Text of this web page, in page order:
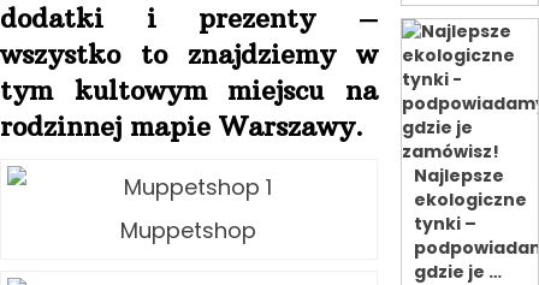
dodatki i prezenty –
wszystko to znajdziemy w
tym kultowym miejscu na
rodzinnej mapie Warszawy.
Muppetshop
Najlepsze
ekologiczne
tynki –
gdzie je …